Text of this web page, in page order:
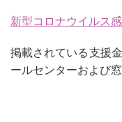
新型コロナウイルス
掲載されている支援
ールセンターおよび